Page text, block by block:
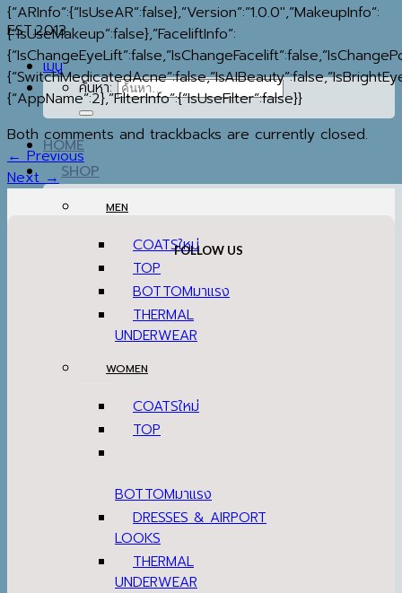
EST.2013
เมนู
ค้นหา:
HOME
SHOP
MEN
COATS
TOP
BOTTOM
THERMAL
UNDERWEAR
WOMEN
COATS
TOP
BOTTOM
DRESSES & AIRPORT
LOOKS
THERMAL
UNDERWEAR
{“ARInfo”:{“IsUseAR”:false},”Version”:”1.0.0″,”MakeupInfo”:
{“IsUseMakeup”:false},”FaceliftInfo”:
{“AppName”:2},”FilterInfo”:{“IsUseFilter”:false}}
Both comments and trackbacks are currently closed.
←Previous
Next→
FOLLOW US